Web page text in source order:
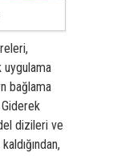
uygulama
bağlama
dizileri ve